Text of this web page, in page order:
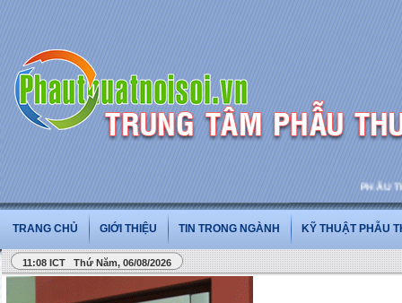
PHẪU
TRANG CHỦ GIỚI THIỆU TIN TRONG NGÀNH KỸ THUẬT PHẪU
11:08 ICT Thứ Năm, 06/08/2026